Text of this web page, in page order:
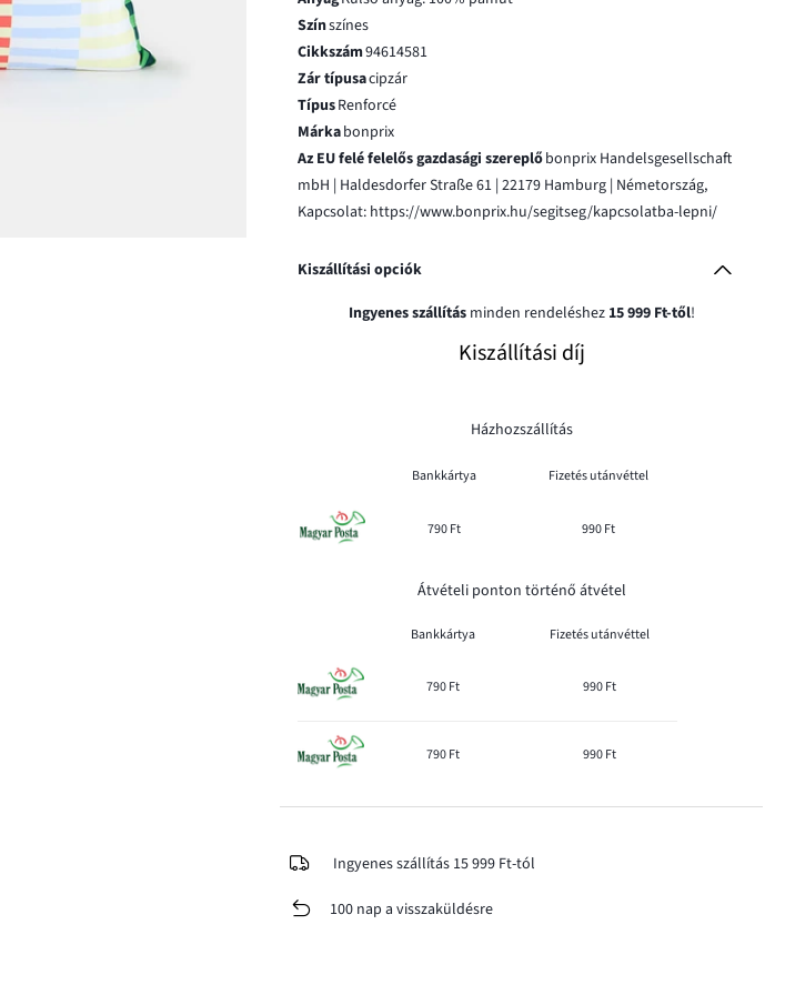
Színszínes
Cikkszám94614581
Zár típusacipzár
TípusRenforcé
Márkabonprix
Az EU felé felelős gazdasági szereplőbonprix Handelsgesellschaft
mbH | Haldesdorfer Straße 61 | 22179 Hamburg | Németország,
Kapcsolat: https://www.bonprix.hu/segitseg/kapcsolatba-lepni/
Kiszállítási opciók
Ingyenes szállításminden rendeléshez 15 999 Ft-től!
Kiszállítási díj
Házhozszállítás
Bankkártya Fizetés utánvéttel
790 Ft 990 Ft
Átvételi ponton történő átvétel
Bankkártya Fizetés utánvéttel
790 Ft 990 Ft
790 Ft 990 Ft
Ingyenes szállítás 15 999 Ft-tól
100 nap a visszaküldésre